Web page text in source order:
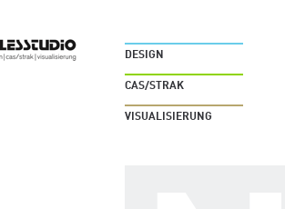
DESIGN
CAS/STRAK
VISUALISIERUNG